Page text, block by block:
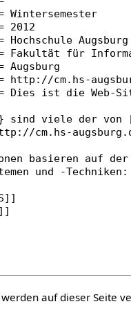
auf dieser Seite